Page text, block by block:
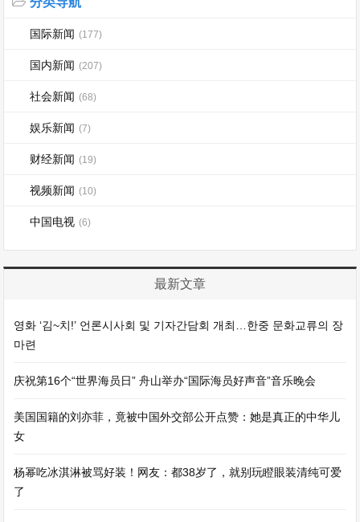
国际新闻 (177)
国内新闻 (207)
社会新闻 (68)
娱乐新闻 (7)
财经新闻 (19)
视频新闻 (10)
中国电视 (6)
最新文章
영화 ‘김~치!’ 언론시사회 및 기자간담회 개최…한중 문화교류의 장
마련
庆祝第16个“世界海员日” 舟山举办“国际海员好声音”音乐晚会
美国国籍的刘亦菲，竟被中国外交部公开点赞：她是真正的中华儿
女
杨幂吃冰淇淋被骂好装！网友：都38岁了，就别玩瞪眼装清纯可爱
了